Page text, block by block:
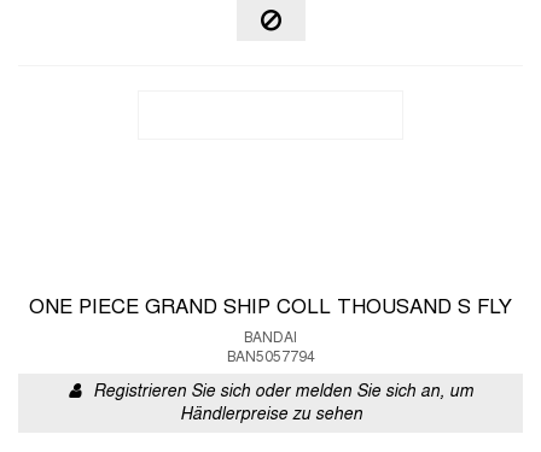
ONE PIECE GRAND SHIP COLL THOUSAND S FLY
BANDAI
BAN5057794
Registrieren Sie sich oder melden Sie sich an, um
Händlerpreise zu sehen